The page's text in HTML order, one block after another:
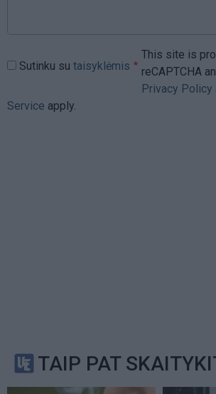
Sutinku su taisyklėmis
This site is
reCAPTCHA
Privacy Policy
Service apply.
TAIP PAT